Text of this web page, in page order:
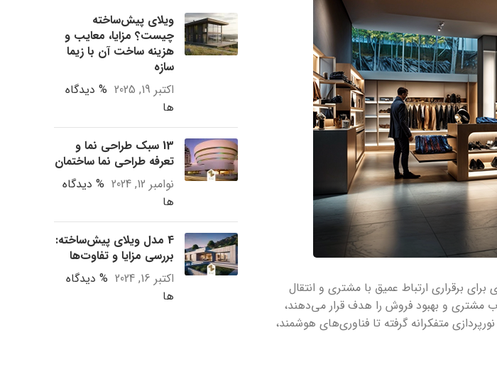
برقراری ارتباط عمیق با مشتری و انتقال
مشتری و بهبود فروش را هدف قرار می‌دهند،
متفکرانه گرفته تا فناوری‌های هوشمند،
ویلای پیش‌ساخته
چیست؟ مزایا، معایب و
هزینه ساخت آن با زیما
سازه
اکتبر 19, 2025
% دیدگاه
ها
13 سبک طراحی نما و
تعرفه طراحی نما ساختمان
نوامبر 12, 2024
% دیدگاه
ها
4 مدل ویلای پیش‌ساخته:
بررسی مزایا و تفاوت‌ها
اکتبر 16, 2024
% دیدگاه
ها